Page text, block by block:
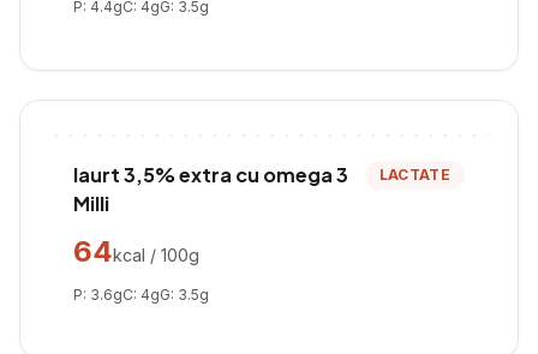
P: 4.4gC: 4gG: 3.5g
Iaurt 3,5% extra cu omega 3
Milli
LACTATE
64kcal / 100g
P: 3.6gC: 4gG: 3.5g